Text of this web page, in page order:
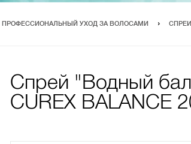
ПРОФЕССИОНАЛЬНЫЙ УХОД ЗА ВОЛОСАМИ СПРЕИ
Спрей "Водный
CUREX BALANCE